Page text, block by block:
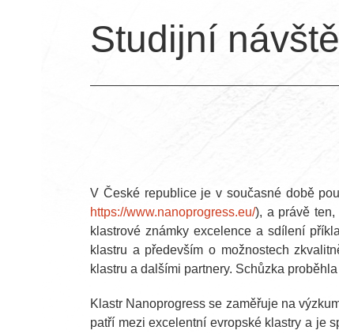
Studijní
V České republice je v současné době
https://www.nanoprogress.eu/), a právě
klastrové známky excelence a sdílení
klastru a především o možnostech
klastru a dalšími partnery. Schůzka
Klastr Nanoprogress se zaměřuje na
patří mezi excelentní evropské klastry a je